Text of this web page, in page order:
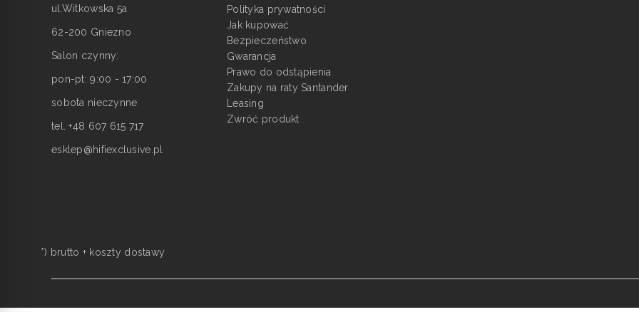
ul.Witkowska 5a
62-200 Gniezno
Salon czynny:
pon-pt: 9:00 - 17:00
sobota nieczynne
tel. +48 607 615 717
esklep@hifiexclusive.pl
Polityka prywatności
Jak kupować
Bezpieczeństwo
Gwarancja
Prawo do odstąpienia
Zakupy na raty Santander
Leasing
Zwróć produkt
*) brutto + koszty dostawy